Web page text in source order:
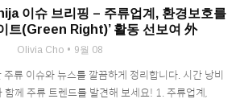
이슈 브리핑 – 주류업계, 환경보호를
트(Green Right)’ 활동 선보여 外
Olivia Cho 9월 08
류 이슈와 뉴스를 깔끔하게 정리합니다. 시간 낭비
께 주류 트렌드를 발견해 보세요! 1. 주류업계,